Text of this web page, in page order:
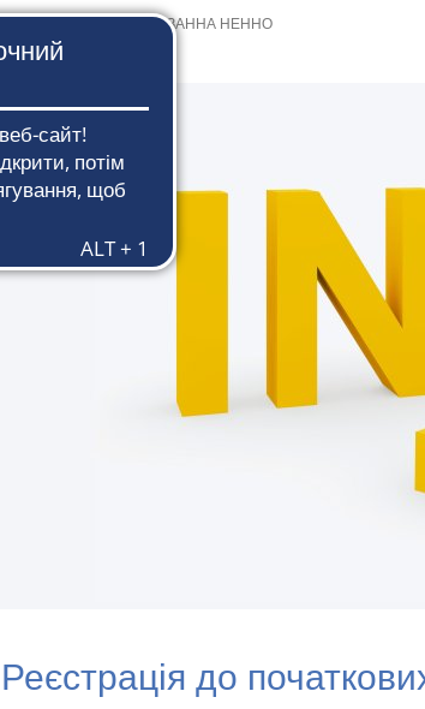
22 серпня 2024 рвідСЮЗАННА НЕННО
Реєстрація до